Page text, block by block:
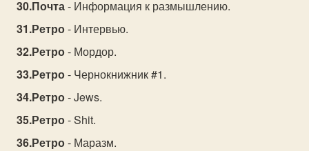
Почта- Информация к размышлению.
Ретро- Интервью.
Ретро- Мордор.
Ретро- Чернокнижник #1.
Ретро- Jews.
Ретро- Shit.
Ретро- Маразм.